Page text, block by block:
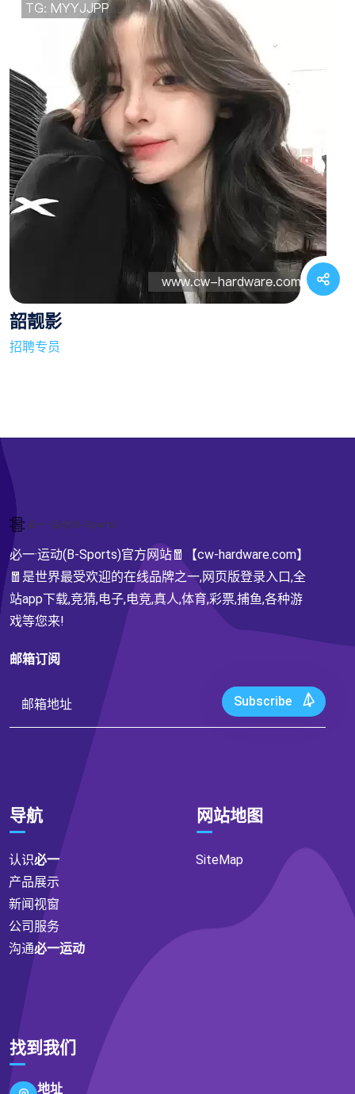
韶靓影
招聘专员
必一·运动(B-Sports)官方网站🧧【cw-hardware.com】
🧧是世界最受欢迎的在线品牌之一,网页版登录入口,全
站app下载,竞猜,电子,电竞,真人,体育,彩票,捕鱼,各种游
戏等您来!
邮箱订阅
Subscribe
导航
认识必一
产品展示
新闻视窗
公司服务
沟通必一运动
网站地图
SiteMap
找到我们
地址